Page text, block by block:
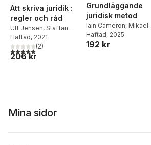
Att skriva juridik :
regler och råd
Ulf Jensen, Staffan
Rylander,Per Henrik
Lindblom
Häftad, 2021
5,0utav 5 stjärnor. Totalt antal röster:
(2)
206 kr
Grundläggande
juridisk metod
Iain Cameron, Mikael
Ruotsi, Caroline Taube
Anna Jonsson Cornell
Häftad, 2025
192 kr
Mina sidor